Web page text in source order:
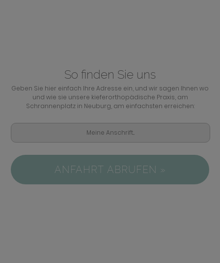
So finden Sie uns
Geben Sie hier einfach Ihre Adresse ein, und wir sagen Ihnen wo
und wie sie unsere kieferorthopädische Praxis, am
Schrannenplatz in Neuburg, am einfachsten erreichen:
ANFAHRT ABRUFEN »